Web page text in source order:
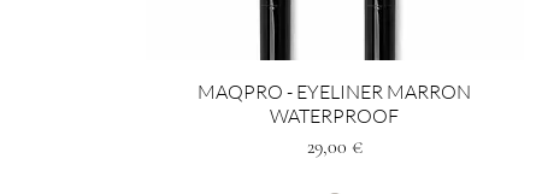
MAQPRO - EYELINER MARRON
WATERPROOF
Preis
29,00 €